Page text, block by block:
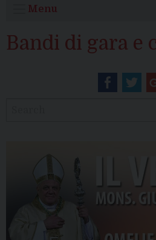
Menu
Bandi di gara e